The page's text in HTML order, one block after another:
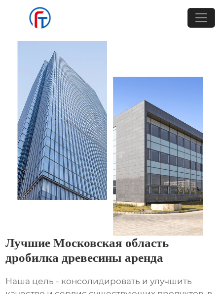
Лучшие Московская область
дробилка древесины аренда
Наша цель - консолидировать и улучшить